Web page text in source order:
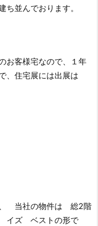
並んでおります。
客様宅なので、１年
、住宅展には出展は
、 当社の物件は 総2階
イズ ベストの形で